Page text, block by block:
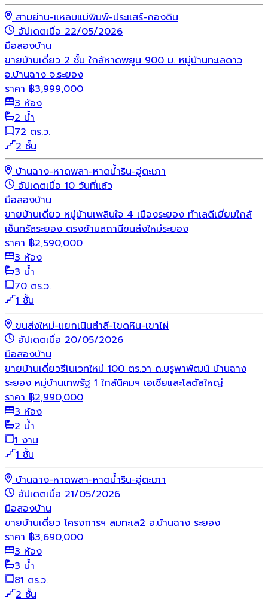
สามย่าน-แหลมแม่พิมพ์-ประแสร์-กองดิน
อัปเดตเมื่อ 22/05/2026
มือสองบ้าน
ขายบ้านเดี่ยว 2 ชั้น ใกล้หาดพยูน 900 ม. หมู่บ้านทะเลดาว
อ.บ้านฉาง จ.ระยอง
ราคา ฿3,999,000
3 ห้อง
2 น้ำ
72 ตร.ว.
2 ชั้น
บ้านฉาง-หาดพลา-หาดน้ำริน-อู่ตะเภา
อัปเดตเมื่อ 10 วันที่แล้ว
มือสองบ้าน
ขายบ้านเดี่ยว หมู่บ้านเพลินใจ 4 เมืองระยอง ทำเลดีเยี่ยมใกล้
เซ็นทรัลระยอง ตรงข้ามสถานีขนส่งใหม่ระยอง
ราคา ฿2,590,000
3 ห้อง
3 น้ำ
70 ตร.ว.
1 ชั้น
ขนส่งใหม่-แยกเนินสำลี-โขดหิน-เขาไผ่
อัปเดตเมื่อ 20/05/2026
มือสองบ้าน
ขายบ้านเดี่ยวรีโนเวทใหม่ 100 ตร.วา ถ.บรูพาพัฒน์ บ้านฉาง
ระยอง หมู่บ้านเทพรัฐ 1 ใกล้นิคมฯ เอเชียและโลตัสใหญ่
ราคา ฿2,990,000
3 ห้อง
2 น้ำ
1 งาน
1 ชั้น
บ้านฉาง-หาดพลา-หาดน้ำริน-อู่ตะเภา
อัปเดตเมื่อ 21/05/2026
มือสองบ้าน
ขายบ้านเดี่ยว โครงการฯ ลมทะเล2 อ.บ้านฉาง ระยอง
ราคา ฿3,690,000
3 ห้อง
3 น้ำ
81 ตร.ว.
2 ชั้น